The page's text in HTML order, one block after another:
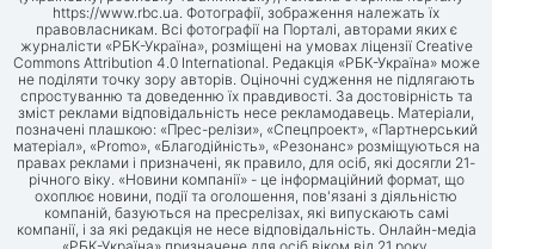
https://www.rbc.ua. Фотографії, зображення належать їх
правовласникам. Всі фотографії на Порталі, авторами яких є
журналісти «РБК-Україна», розміщені на умовах ліцензії Creative
Commons Attribution 4.0 International. Редакція «РБК-Україна» може
не поділяти точку зору авторів. Оціночні судження не підлягають
спростуванню та доведенню їх правдивості. За достовірність та
зміст реклами відповідальність несе рекламодавець. Матеріали,
позначені плашкою: «Прес-релізи», «Спецпроект», «Партнерський
матеріал», «Promo», «Благодійність», «Резонанс» розміщуються на
правах реклами і призначені, як правило, для осіб, які досягли 21-
річного віку. «Новини компанії» - це інформаційний формат, що
охоплює новини, події та оголошення, пов'язані з діяльністю
компаній, базуються на пресрелізах, які випускають самі
компанії, і за які редакція не несе відповідальність. Онлайн-медіа